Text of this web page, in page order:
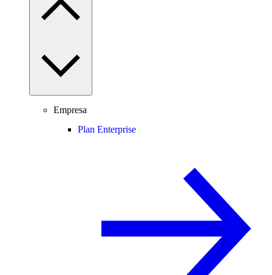
Empresa
Plan Enterprise